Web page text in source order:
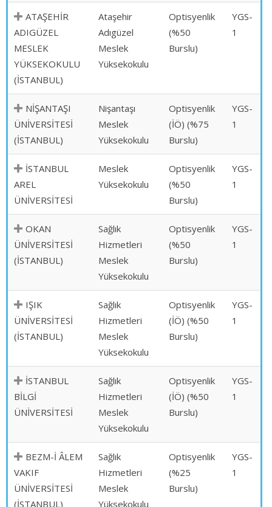
ATAŞEHİR
ADIGÜZEL
MESLEK
YÜKSEKOKULU
(İSTANBUL)
Ataşehir
Adıgüzel
Meslek
Yüksekokulu
Optisyenlik
(%50
Burslu)
YGS-
1
NİŞANTAŞI
ÜNİVERSİTESİ
(İSTANBUL)
Nişantaşı
Meslek
Yüksekokulu
Optisyenlik
(İÖ) (%75
Burslu)
YGS-
1
İSTANBUL
AREL
ÜNİVERSİTESİ
Meslek
Yüksekokulu
Optisyenlik
(%50
Burslu)
YGS-
1
OKAN
ÜNİVERSİTESİ
(İSTANBUL)
Sağlık
Hizmetleri
Meslek
Yüksekokulu
Optisyenlik
(%50
Burslu)
YGS-
1
IŞIK
ÜNİVERSİTESİ
(İSTANBUL)
Sağlık
Hizmetleri
Meslek
Yüksekokulu
Optisyenlik
(İÖ) (%50
Burslu)
YGS-
1
İSTANBUL
BİLGİ
ÜNİVERSİTESİ
Sağlık
Hizmetleri
Meslek
Yüksekokulu
Optisyenlik
(İÖ) (%50
Burslu)
YGS-
1
BEZM-İ ÂLEM
VAKIF
ÜNİVERSİTESİ
(İSTANBUL)
Sağlık
Hizmetleri
Meslek
Yüksekokulu
Optisyenlik
(%25
Burslu)
YGS-
1